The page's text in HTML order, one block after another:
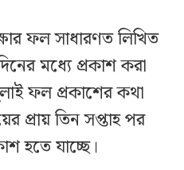
ফল সাধারণত লিখিত
মধ্যে প্রকাশ করা
ফল প্রকাশের কথা
প্রায় তিন সপ্তাহ পর
হতে যাচ্ছে।